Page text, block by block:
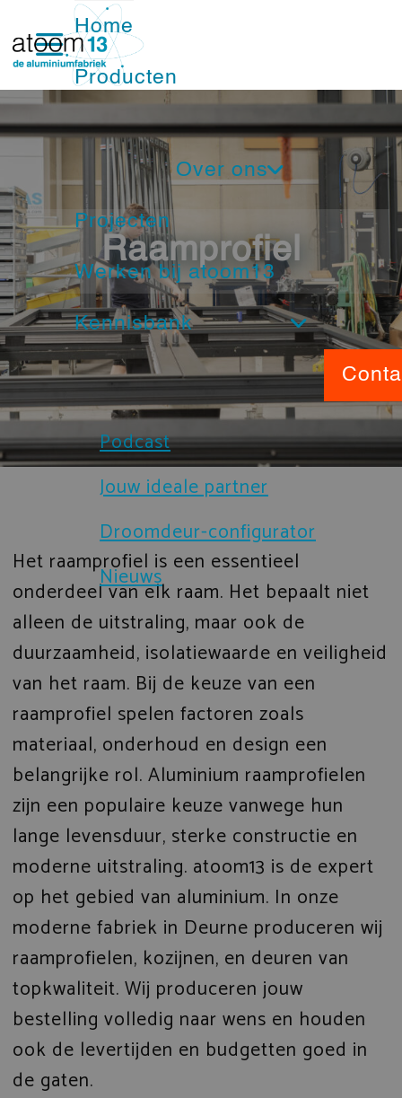
Home
Producten
Ramen
Deuren
Schuifpuien
Vliesgevels
Nood- en vluchtdeuren
Brandwerende kozijnen
Sloten en beveiliging
Prefab gevelelementen
IsoStone dorpel voor aluminium
Droomdeur-configurator
Projecten
Over ons
Ons Team
Service
Showroom
Werken bij atoom13
Kennisbank
Beeldbank
Brochures
Certificaten
Technische documenten
Verduurzaming
Podcast
Jouw ideale partner
Droomdeur-configurator
Nieuws
Raamprofiel
Het raamprofiel is een essentieel
onderdeel van elk raam. Het bepaalt niet
alleen de uitstraling, maar ook de
duurzaamheid, isolatiewaarde en veiligheid
van het raam. Bij de keuze van een
raamprofiel spelen factoren zoals
materiaal, onderhoud en design een
belangrijke rol. Aluminium raamprofielen
zijn een populaire keuze vanwege hun
lange levensduur, sterke constructie en
moderne uitstraling. atoom13 is de expert
op het gebied van aluminium. In onze
moderne fabriek in Deurne produceren wij
raamprofielen, kozijnen, en deuren van
topkwaliteit. Wij produceren jouw
bestelling volledig naar wens en houden
ook de levertijden en budgetten goed in
de gaten.